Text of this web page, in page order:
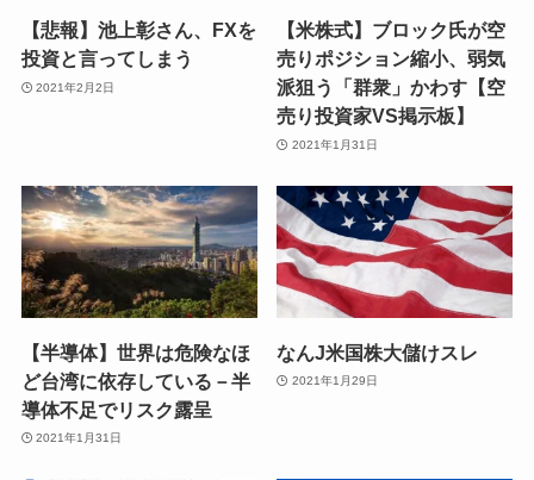
【悲報】池上彰さん、FXを
投資と言ってしまう
2021年2月2日
【米株式】ブロック氏が空
売りポジション縮小、弱気
派狙う「群衆」かわす【空
売り投資家VS掲示板】
2021年1月31日
【半導体】世界は危険なほ
ど台湾に依存している－半
導体不足でリスク露呈
2021年1月31日
なんJ米国株大儲けスレ
2021年1月29日